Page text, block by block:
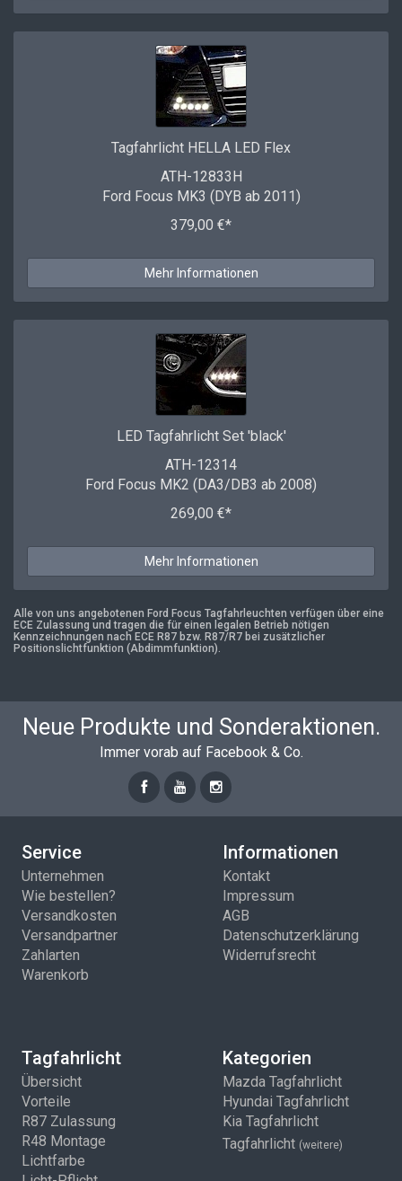
Tagfahrlicht HELLA LED Flex
ATH-12833H
Ford Focus MK3 (DYB ab 2011)
379,00 €*
Mehr Informationen
LED Tagfahrlicht Set 'black'
ATH-12314
Ford Focus MK2 (DA3/DB3 ab 2008)
269,00 €*
Mehr Informationen
Alle von uns angebotenen Ford Focus Tagfahrleuchten verfügen über eine
ECE Zulassung und tragen die für einen legalen Betrieb nötigen
Kennzeichnungen nach ECE R87 bzw. R87/R7 bei zusätzlicher
Positionslichtfunktion (Abdimmfunktion).
Neue Produkte und Sonderaktionen.
Immer vorab auf Facebook & Co.
Service
Unternehmen
Wie bestellen?
Versandkosten
Versandpartner
Zahlarten
Warenkorb
Informationen
Kontakt
Impressum
AGB
Datenschutzerklärung
Widerrufsrecht
Tagfahrlicht
Übersicht
Vorteile
R87 Zulassung
R48 Montage
Lichtfarbe
Kategorien
Mazda Tagfahrlicht
Hyundai Tagfahrlicht
Kia Tagfahrlicht
Tagfahrlicht (weitere)